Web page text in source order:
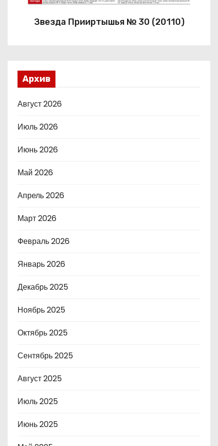
Звезда Прииртышья № 30 (20110)
Архив
Август 2026
Июль 2026
Июнь 2026
Май 2026
Апрель 2026
Март 2026
Февраль 2026
Январь 2026
Декабрь 2025
Ноябрь 2025
Октябрь 2025
Сентябрь 2025
Август 2025
Июль 2025
Июнь 2025